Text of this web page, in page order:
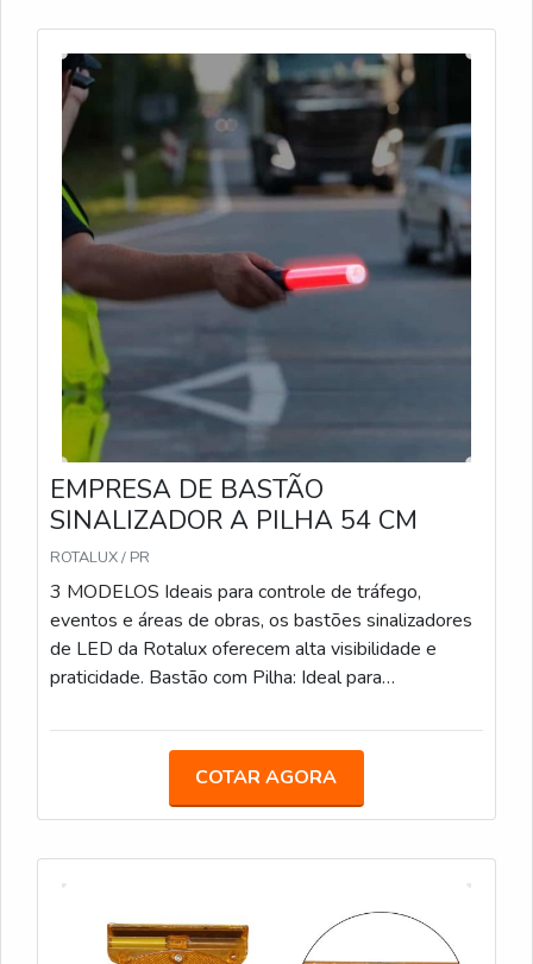
EMPRESA DE BASTÃO
SINALIZADOR A PILHA 54 CM
ROTALUX / PR
3 MODELOS Ideais para controle de tráfego,
eventos e áreas de obras, os bastões sinalizadores
de LED da Rotalux oferecem alta visibilidade e
praticidade. Bastão com Pilha: Ideal para
alimentação por pilha. Bastão Recarregável: Com
sustentável para áreas de obras e controle de
tráfego. Bastão com Lanterna: Com LED integrado e
baixa visibilidade.
COTAR AGORA